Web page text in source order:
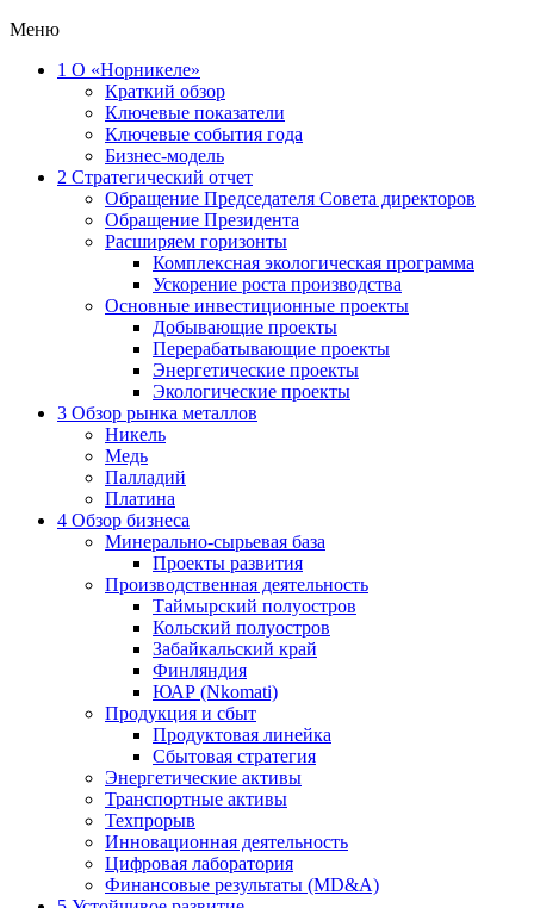
Меню
1 О «Норникеле»
Краткий обзор
Ключевые показатели
Ключевые события года
Бизнес-модель
2 Стратегический отчет
Обращение Председателя Совета директоров
Обращение Президента
Расширяем горизонты
Комплексная экологическая программа
Ускорение роста производства
Основные инвестиционные проекты
Добывающие проекты
Перерабатывающие проекты
Энергетические проекты
Экологические проекты
3 Обзор рынка металлов
Никель
Медь
Палладий
Платина
4 Обзор бизнеса
Минерально-сырьевая база
Проекты развития
Производственная деятельность
Таймырский полуостров
Кольский полуостров
Забайкальский край
Финляндия
ЮАР (Nkomati)
Продукция и сбыт
Продуктовая линейка
Сбытовая стратегия
Энергетические активы
Транспортные активы
Техпрорыв
Инновационная деятельность
Цифровая лаборатория
Финансовые результаты (MD&A)